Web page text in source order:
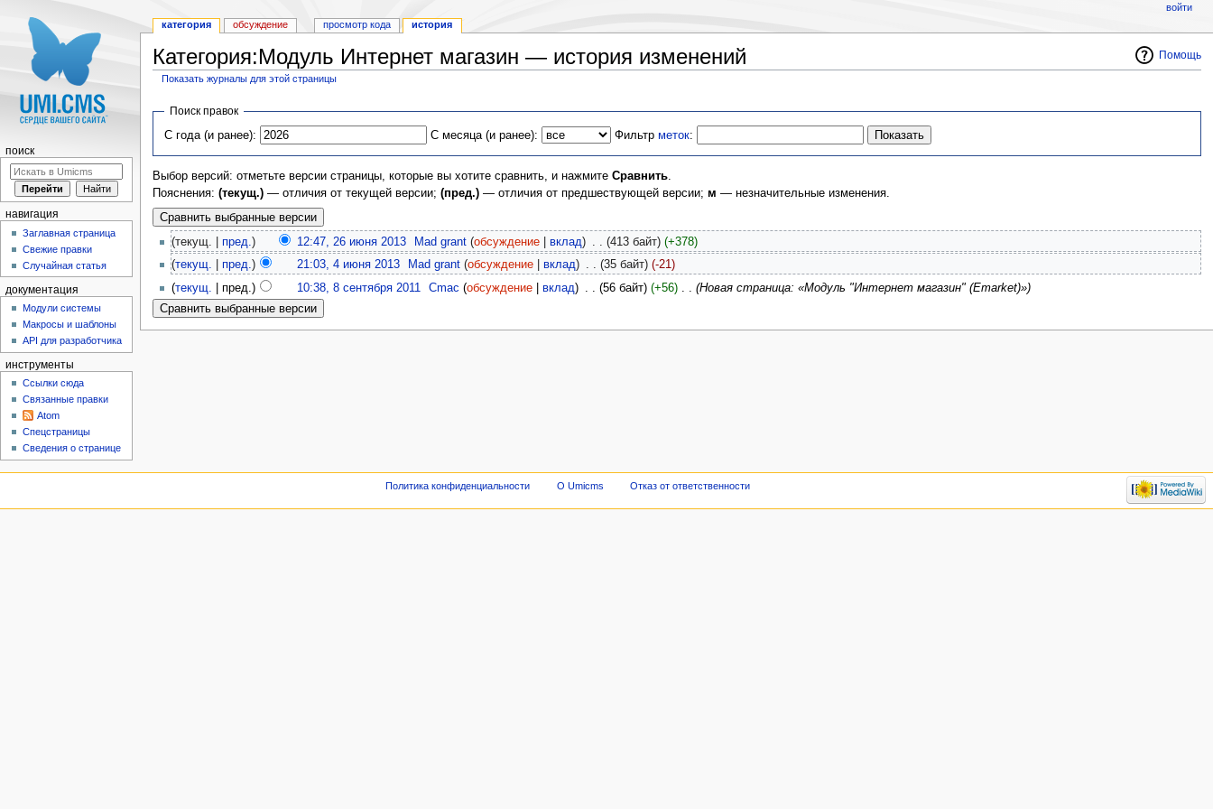
Помощь
Категория:Модуль Интернет магазин — история изменений
Показать журналы для этой страницы
Поиск правок
С года (и ранее):
С месяца (и ранее): Фильтрметок:
Выбор версий: отметьте версии страницы, которые вы хотите сравнить, и нажмите Сравнить.
Пояснения: (текущ.)— отличия от текущей версии; (пред.)— отличия от предшествующей версии; м — незначительные изменения.
(текущ. | пред.) 12:47, 26 июня 2013‎ Mad grant (обсуждение |вклад) . . (413 байт) (+378)
(текущ. пред.) 21:03, 4 июня 2013‎ Mad grant (обсуждение |вклад) . . (35 байт) (-21)
(текущ. | пред.) 10:38, 8 сентября 2011 Cmac (обсуждение |вклад) (56 байт) (+56)‎ (Новая страница: «Модуль "Интернет магазин" (Emarket)»)
категория обсуждение просмотр кода история
войти
поиск
навигация
Заглавная страница
Свежие правки
Случайная статья
документация
Модули системы
Макросы и шаблоны
API для разработчика
инструменты
Ссылки сюда
Связанные правки
Atom
Спецстраницы
Сведения о странице
Политика конфиденциальности О Umicms Отказ от ответственности